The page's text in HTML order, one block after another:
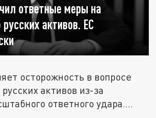
ответные меры на
активов. ЕС
осторожность в вопросе
активов из-за
ответного удара....